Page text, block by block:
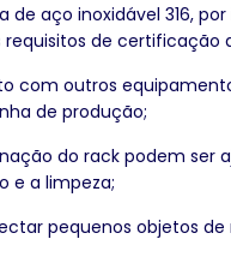
de aço inoxidável 316,
de certificação
com outros
de produção;
do rack podem ser
e a limpeza;
pequenos objetos